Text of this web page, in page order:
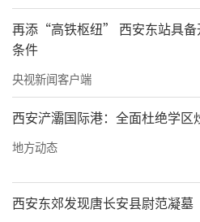
再添“高铁枢纽” 西安东站具备
条件
央视新闻客户端
西安浐灞国际港：全面杜绝学区
地方动态
西安东郊发现唐长安县尉范凝墓